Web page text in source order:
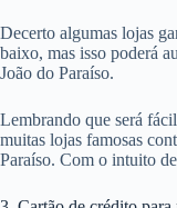
Decerto algumas lojas
baixo, mas isso poderá
João do Paraíso.
Lembrando que será
muitas lojas famosas
Paraíso. Com o intuito